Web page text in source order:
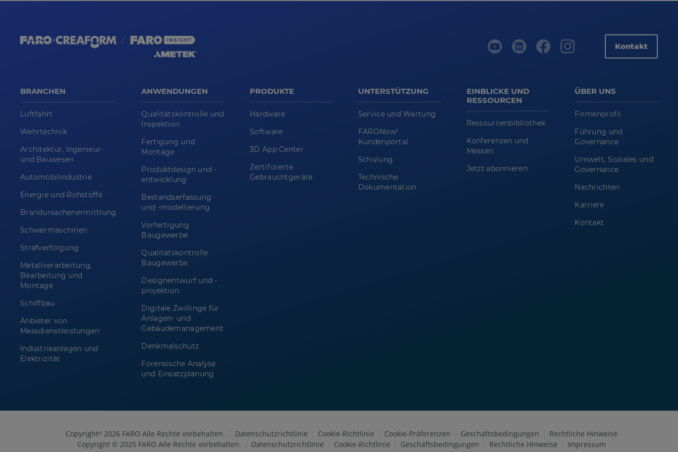
Kontakt
BRANCHEN
Luftfahrt
Wehrtechnik
Architektur, Ingenieur-
und Bauwesen
Automobilindustrie
Energie und Rohstoffe
Brandursachenermittlung
Schwermaschinen
Strafverfolgung
Metallverarbeitung,
Bearbeitung und
Montage
Schiffbau
Anbieter von
Messdienstleistungen
Industrieanlagen und
Elektrizität
ANWENDUNGEN
Qualitätskontrolle und
Inspektion
Fertigung und
Montage
Produktdesign und -
entwicklung
Bestandserfassung
und -modellierung
Vorfertigung
Baugewerbe
Qualitätskontrolle
Baugewerbe
Designentwurf und -
projektion
Digitale Zwillinge für
Anlagen- und
Gebäudemanagement
Denkmalschutz
Forensische Analyse
und Einsatzplanung
PRODUKTE
Hardware
Software
3D App Center
Zertifizierte
Gebrauchtgeräte
UNTERSTÜTZUNG
Service und Wartung
FARONow!
Kundenportal
Schulung
Technische
Dokumentation
EINBLICKE UND
RESSOURCEN
Ressourcenbibliothek
Konferenzen und
Messen
Jetzt abonnieren
ÜBER UNS
Firmenprofil
Führung und
Governance
Umwelt, Soziales und
Governance
Nachrichten
Karriere
Kontakt
Copyright© 2026 FARO Alle Rechte vorbehalten. Datenschutzrichtlinie Cookie-Richtlinie Cookie-Präferenzen Geschäftsbedingungen
Rechtliche Hinweise
Copyright © 2025 FARO Alle Rechte vorbehalten.
Datenschutzrichtlinie Cookie-Richtlinie Geschäftsbedingungen Rechtliche Hinweise Impressum